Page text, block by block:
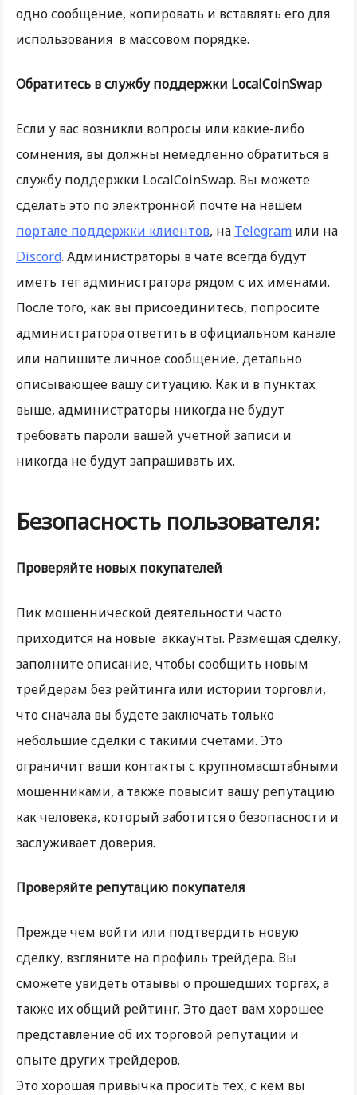
одно сообщение, копировать и вставлять его для
использования в массовом порядке.
Обратитесь в службу поддержки LocalCoinSwap
Если у вас возникли вопросы или какие-либо
сомнения, вы должны немедленно обратиться в
службу поддержки LocalCoinSwap. Вы можете
сделать это по электронной почте на нашем
портале поддержки клиентов, на Telegram или на
Discord. Администраторы в чате всегда будут
иметь тег администратора рядом с их именами.
После того, как вы присоединитесь, попросите
администратора ответить в официальном канале
или напишите личное сообщение, детально
описывающее вашу ситуацию. Как и в пунктах
выше, администраторы никогда не будут
требовать пароли вашей учетной записи и
никогда не будут запрашивать их.
Безопасность пользователя:
Проверяйте новых покупателей
Пик мошеннической деятельности часто
приходится на новые аккаунты. Размещая сделку,
заполните описание, чтобы сообщить новым
трейдерам без рейтинга или истории торговли,
что сначала вы будете заключать только
небольшие сделки с такими счетами. Это
ограничит ваши контакты с крупномасштабными
мошенниками, а также повысит вашу репутацию
как человека, который заботится о безопасности и
заслуживает доверия.
Проверяйте репутацию покупателя
Прежде чем войти или подтвердить новую
сделку, взгляните на профиль трейдера. Вы
сможете увидеть отзывы о прошедших торгах, а
также их общий рейтинг. Это дает вам хорошее
представление об их торговой репутации и
опыте других трейдеров.
Это хорошая привычка просить тех, с кем вы